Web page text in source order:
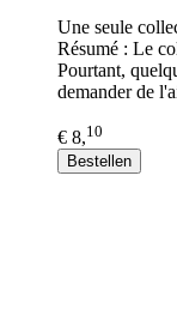
Une seule
Résumé : Le
Pourtant,
demander de
€ 8,10
Bestellen